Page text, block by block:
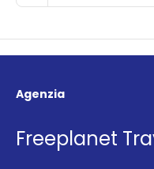
Agenzia
Freeplanet